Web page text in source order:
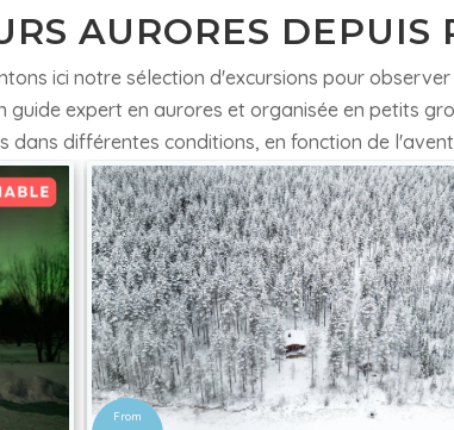
AURORES DEPUIS
ici notre sélection d'excursions pour
guide expert en aurores et organisée en petits
dans différentes conditions, en fonction de